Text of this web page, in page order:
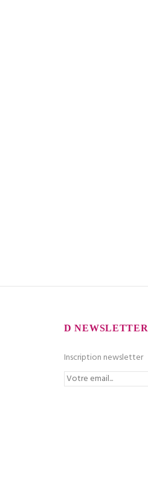
NEWSLETTER
Inscription newsletter